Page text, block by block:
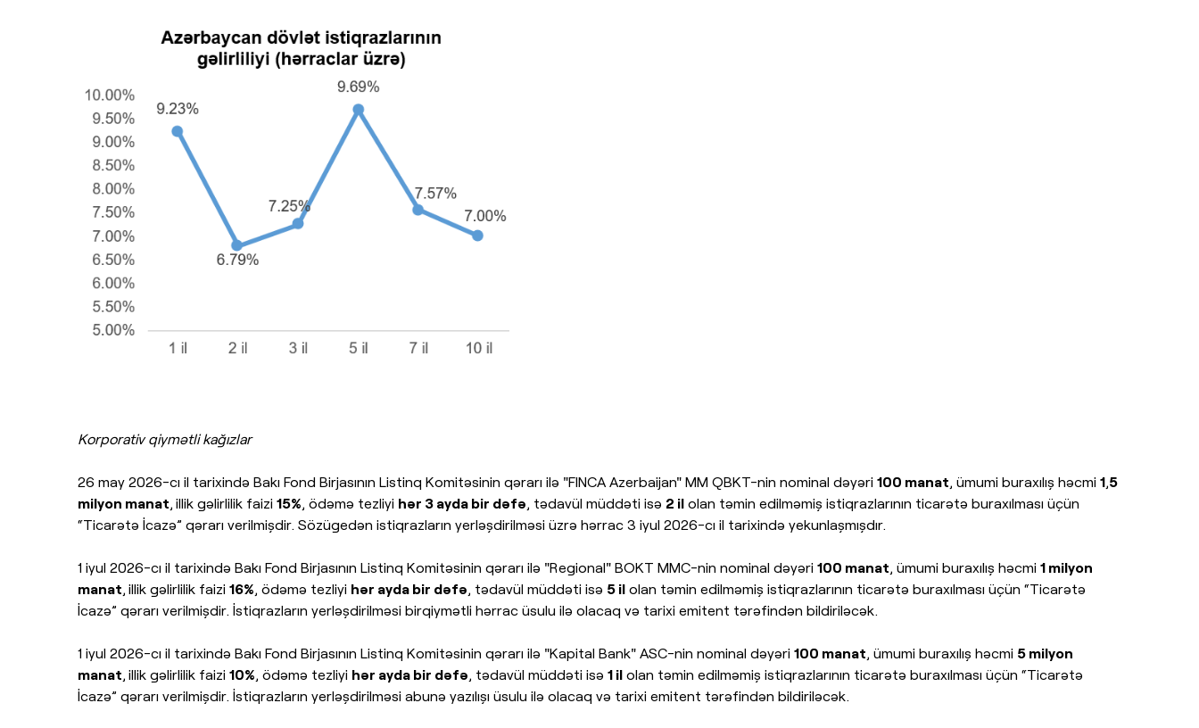
Korporativ qiymətli kağızlar
26 may 2026-cı il tarixində Bakı Fond Birjasının Listinq Komitəsinin qərarı ilə "FINCA Azerbaijan" MM QBKT-nin nominal dəyəri 100 manat , ümumi buraxılış həcmi 1 5
milyon manat illik gəlirlilik faizi 15% , ödəmə tezliyi hər 3 ayda bir dəfə , tədavül müddəti isə 2 il olan təmin edilməmiş istiqrazlarının ticarətə buraxılması üçün
“Ticarətə İcazə” qərarı verilmişdir. Sözügedən istiqrazların yerləşdirilməsi üzrə hərrac 3 iyul 2026-cı il tarixində yekunlaşmışdır.
1 iyul 2026-cı il tarixində Bakı Fond Birjasının Listinq Komitəsinin qərarı ilə "Regional" BOKT MMC-nin nominal dəyəri 100 manat , ümumi buraxılış həcmi 1 milyon
manat illik gəlirlilik faizi 16% , ödəmə tezliyi hər ayda bir dəfə , tədavül müddəti isə 5 il olan təmin edilməmiş istiqrazlarının ticarətə buraxılması üçün “Ticarətə
İcazə” qərarı verilmişdir. İstiqrazların yerləşdirilməsi birqiymətli hərrac üsulu ilə olacaq və tarixi emitent tərəfindən bildiriləcək.
1 iyul 2026-cı il tarixində Bakı Fond Birjasının Listinq Komitəsinin qərarı ilə "Kapital Bank" ASC-nin nominal dəyəri 100 manat , ümumi buraxılış həcmi 5 milyon
manat illik gəlirlilik faizi 10% , ödəmə tezliyi hər ayda bir dəfə , tədavül müddəti isə 1 il olan təmin edilməmiş istiqrazlarının ticarətə buraxılması üçün “Ticarətə
İcazə” qərarı verilmişdir. İstiqrazların yerləşdirilməsi abunə yazılışı üsulu ilə olacaq və tarixi emitent tərəfindən bildiriləcək.